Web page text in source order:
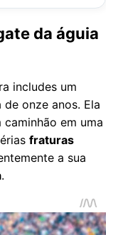
da águia
includes um
onze anos. Ela
em uma
fraturas
a sua
.